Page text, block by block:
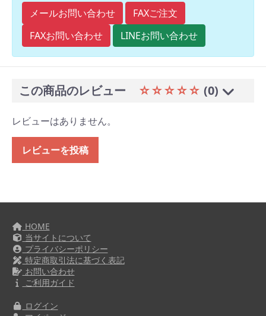
メールお問い合わせ
FAXご注文
FAXお問い合わせ
LINEお問い合わせ
この商品のレビュー ☆☆☆☆☆ (0)
レビューはありません。
レビューを投稿
HOME
当サイトについて
プライバシーポリシー
特定商取引法に基づく表記
お問い合わせ
ご利用ガイド
ログイン